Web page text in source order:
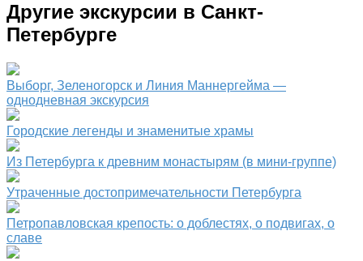
Другие экскурсии в Санкт-
Петербурге
Выборг, Зеленогорск и Линия Маннергейма —
однодневная экскурсия
Городские легенды и знаменитые храмы
Из Петербурга к древним монастырям (в мини-группе)
Утраченные достопримечательности Петербурга
Петропавловская крепость: о доблестях, о подвигах, о
славе